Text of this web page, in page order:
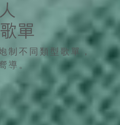
制不同類型歌單，
導。